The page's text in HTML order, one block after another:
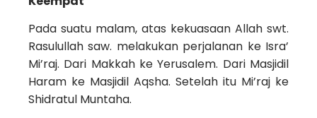
Pada suatu malam, atas kekuasaan Allah swt.
Rasulullah saw. melakukan perjalanan ke Isra’
Mi’raj. Dari Makkah ke Yerusalem. Dari Masjidil
Haram ke Masjidil Aqsha. Setelah itu Mi’raj ke
Shidratul Muntaha.